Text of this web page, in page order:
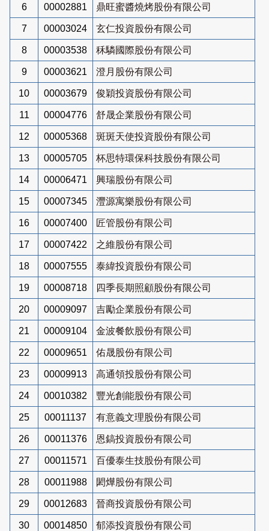
6 00002881 鼎旺蜜醬燒烤股份有限公司
7 00003024 玄仁投資股份有限公司
8 00003538 秝驎國際股份有限公司
9 00003621 澄月股份有限公司
10 00003679 俊穎投資股份有限公司
11 00004776 舒晟企業股份有限公司
12 00005368 斑斑天使投資股份有限公司
13 00005705 杯思特環保科技股份有限公司
14 00006471 興瑞股份有限公司
15 00007345 灃源寓樂股份有限公司
16 00007400 匠管股份有限公司
17 00007422 之維股份有限公司
18 00007555 泰緯投資股份有限公司
19 00008718 四季長期照顧股份有限公司
20 00009097 吉勵企業股份有限公司
21 00009104 金波餐飲股份有限公司
22 00009651 佑晟股份有限公司
23 00009913 高通領投股份有限公司
24 00010382 豐光創能股份有限公司
25 00011137 有意義文理股份有限公司
26 00011376 恩鎬投資股份有限公司
27 00011571 百優泰生技股份有限公司
28 00011988 閎燁股份有限公司
29 00012683 晉商投資股份有限公司
30 00014850 郁添投資股份有限公司